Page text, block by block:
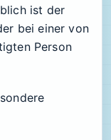
ist der
bei einer von
Person